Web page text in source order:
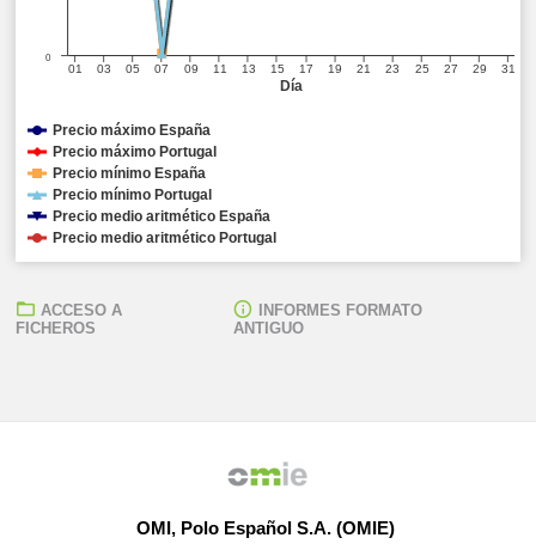
Día
01 03 05 07 09 11 13 15 17 19 21 23 25 27 29 31
0
Precio máximo España
Precio máximo Portugal
Precio mínimo España
Precio mínimo Portugal
Precio medio aritmético España
Precio medio aritmético Portugal
ACCESO A
FICHEROS
INFORMES FORMATO
ANTIGUO
OMI, Polo Español S.A. (OMIE)